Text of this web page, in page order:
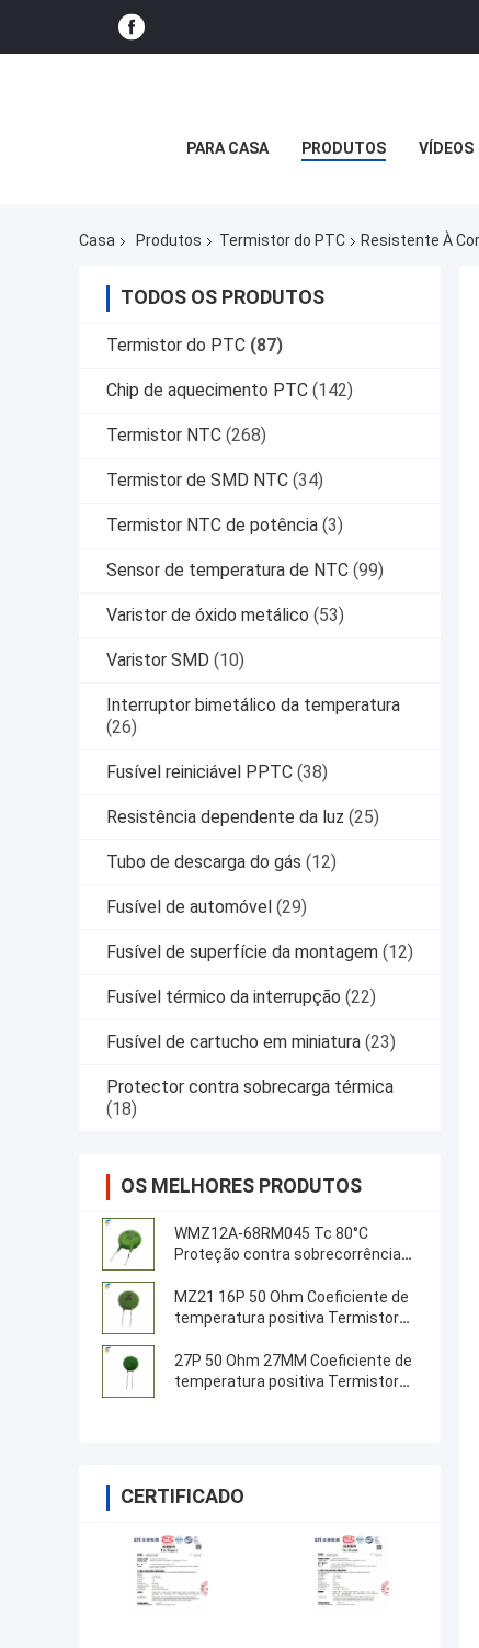
PARA CASA PRODUTOS VÍDEOS
Casa Produtos Termistor do PTC Resistente À
TODOS OS PRODUTOS
Termistor do PTC (87)
Chip de aquecimento PTC (142)
Termistor NTC (268)
Termistor de SMD NTC (34)
Termistor NTC de potência (3)
Sensor de temperatura de NTC (99)
Varistor de óxido metálico (53)
Varistor SMD (10)
Interruptor bimetálico da temperatura
(26)
Fusível reiniciável PPTC (38)
Resistência dependente da luz (25)
Tubo de descarga do gás (12)
Fusível de automóvel (29)
Fusível de superfície da montagem (12)
Fusível térmico da interrupção (22)
Fusível de cartucho em miniatura (23)
Protector contra sobrecarga térmica
(18)
OS MELHORES PRODUTOS
WMZ12A-68RM045 Tc 80°C
Proteção contra sobrecorrência
MZ21 16P 50 Ohm Coeficiente de
temperatura positiva Termistor
PTC
27P 50 Ohm 27MM Coeficiente de
temperatura positiva Termistor
CERTIFICADO